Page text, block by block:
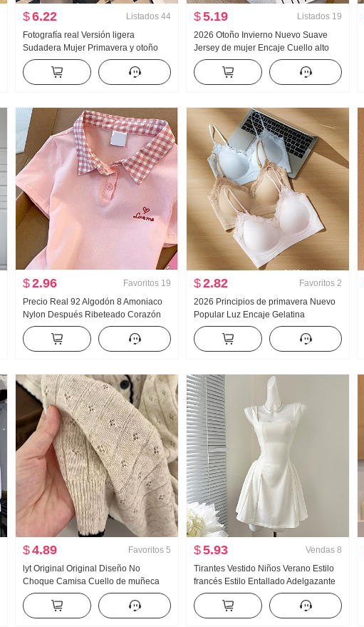
$6.22 Listados 44
Fotografía real Versión ligera
Sudadera Mujer Primavera y otoño
Nuevo Han Serie Dos piezas falsas
Holgado Espina Bordado Rayas
Cuello polo Top
$5.19 Listados 19
2026 Otoño Invierno Nuevo Suave
Jersey de mujer Encaje Cuello alto
Acolchado Suéter de punto Mujer
Diseño Sentido Encaje Manga Larga
Top
$2.96 Favoritos 19
Precio Real 92 Algodón 8 Amoniaco
Nylon Después Ribeteado Corazón
Bordado Dulce Corto Cuello polo
Camiseta Ajustado Petite Moda
$2.82 Favoritos 2
2026 Principios de primavera Nuevo
Popular Luz Encaje Gelatina
Pegamento Tira Corsé Interior
Cinturón Pecho Almohadilla
Adelgazante Chaleco para mujer
$4.89 Favoritos 5
lyt Original Original Diseño No
Choque Camisa Cuello de muñeca
tejido de punto Top Mujer Verano
Nuevo Adelgazante Versátil
$5.93 Vendas 8
Tirantes Vestido Niños Verano Estilo
francés Estilo Entallado Adelgazante
Vestido sin mangas Minifalda